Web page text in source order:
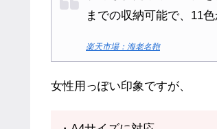
までの収納可能で、11
楽天市場：海老名鞄
女性用っぽい印象ですが、